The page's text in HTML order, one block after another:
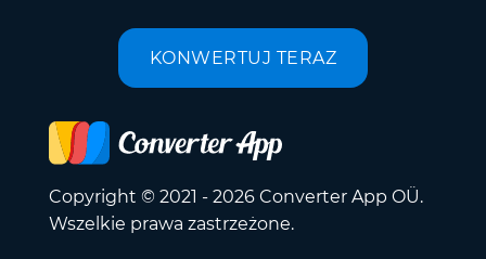
KONWERTUJ TERAZ
Copyright © 2021 - 2026 Converter App OÜ.
Wszelkie prawa zastrzeżone.